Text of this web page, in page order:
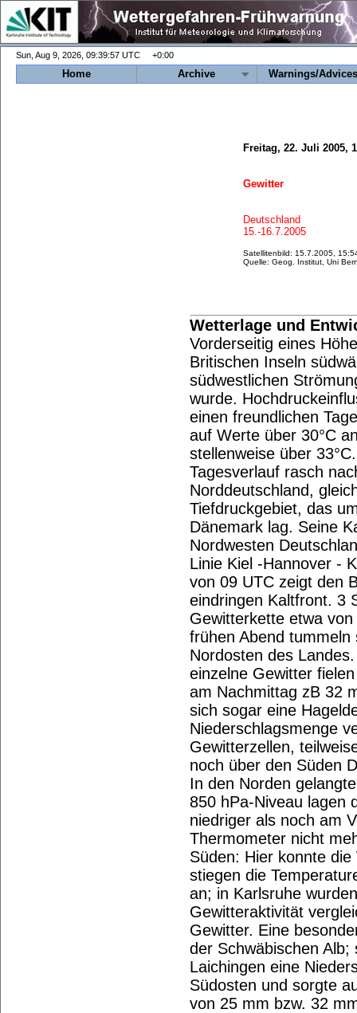
+0:00
Home Archive Warnings/
Freitag, 22. Juli 2005,
Gewitter
Deutschland
15.-16.7.2005
Satellitenbild: 15.7.2005,
Quelle: Geog. Institut, Uni
Wetterlage und
Vorderseitig eines
Britischen Inseln
südwestlichen
wurde.
einen freundlichen
auf Werte über 30°C
stellenweise über
Tagesverlauf rasch
Norddeutschland,
Tiefdruckgebiet, das
Dänemark lag. Seine
Nordwesten
Linie Kiel -Hannover -
von 09 UTC zeigt den
eindringen Kaltfront. 3
Gewitterkette etwa
frühen Abend
Nordosten des
einzelne Gewitter
am Nachmittag zB 32
sich sogar eine
Niederschlagsmenge
Gewitterzellen,
noch über den Süden
In den Norden
850 hPa-Niveau lagen
niedriger als noch am
Thermometer nicht
Süden: Hier konnte
stiegen die
an; in Karlsruhe
Gewitteraktivität
Gewitter. Eine
der Schwäbischen
Laichingen eine
Südosten und sorgte
von 25 mm bzw. 32